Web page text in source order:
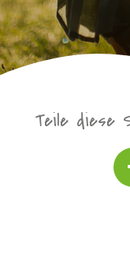
Teile diese